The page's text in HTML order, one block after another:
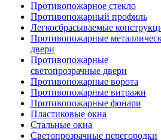
Противопожарное стекло
Противопожарный профиль
Легкосбрасываемые
Противопожарные
двери
Противопожарные
светопрозрачные двери
Противопожарные ворота
Противопожарные витражи
Противопожарные фонари
Пластиковые окна
Стальные окна
Светопрозрачные перегородки